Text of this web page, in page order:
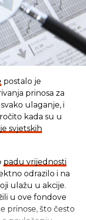
štednje nude
se nameće kao
da njihov novac
domaće
postalo je
prinosa za
ulaganje, i
kada su u
svjetskih
padu vrijednosti
odrazilo i na
ulažu u akcije.
u ove fondove
prinose, što često